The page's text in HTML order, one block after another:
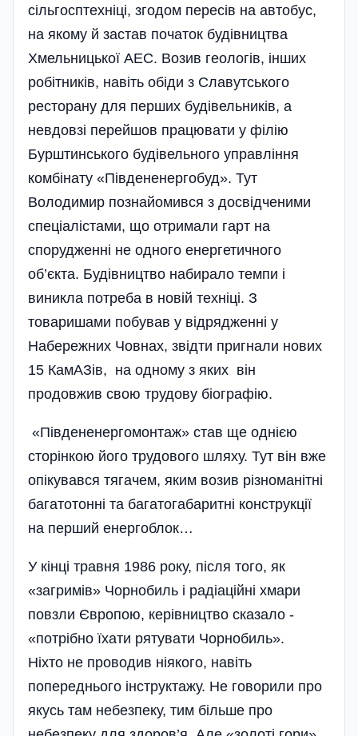
сільгосптехніці, згодом пересів на автобус,
на якому й застав початок будівництва
Хмельницької АЕС. Возив геологів, інших
робітників, навіть обіди з Славутського
ресторану для перших будівельників, а
невдовзі перейшов працювати у філію
Бурштинського будівельного управління
комбінату «Південенергобуд». Тут
Володимир познайомився з досвідченими
спеціалістами, що отримали гарт на
спорудженні не одного енергетичного
об’єкта. Будівництво набирало темпи і
виникла потреба в новій техніці. З
товаришами побував у відрядженні у
Набережних Човнах, звідти пригнали нових
15 КамАЗів, на одному з яких він
продовжив свою трудову біографію.
«Південенергомонтаж» став ще однією
сторінкою його трудового шляху. Тут він вже
опікувався тягаче­м, яким возив різноманітні
багато­тонні та багатогабаритні конструкції
на перший енергоблок…
У кінці травня 1986 року, після того, як
«загримів» Чорнобиль і радіаційні хмари
повзли Європою, керівництво сказало -
«потрібно їха­ти рятувати Чорнобиль».
Ніхто не проводив ніякого, навіть
попереднього інструктажу. Не говорили про
якусь там небезпеку, тим більше про